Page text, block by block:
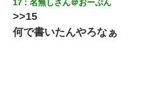
見合いにて。嫁「はじめまして」俺
すか？」
17 名無しさん＠おーぷん
>>15
何で書いたんやろなぁ